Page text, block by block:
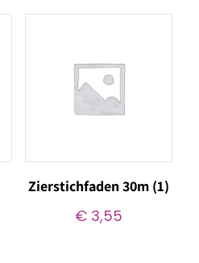
Zierstichfaden 30m (1)
€3,55